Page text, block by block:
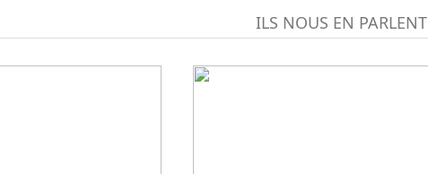
ILS NOUS EN PARLENT